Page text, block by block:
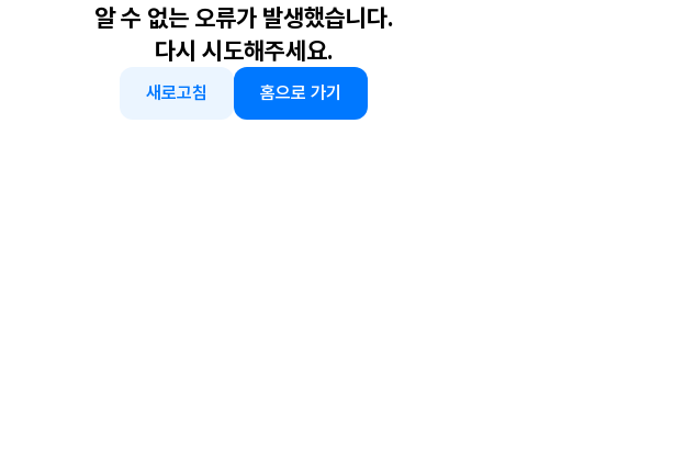
알 수 없는 오류가 발생했습니다.
다시 시도해주세요.
새로고침 홈으로 가기